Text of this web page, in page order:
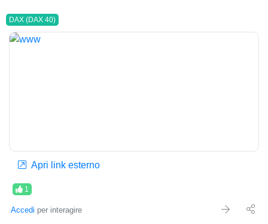
DAX (DAX 40)
Apri link esterno
1
Accedi per interagire